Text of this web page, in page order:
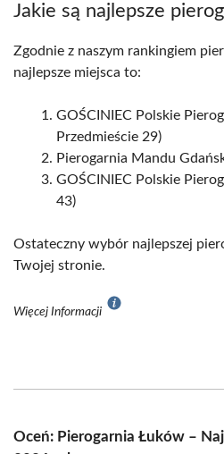
Jakie są najlepsze
Zgodnie z naszym rankingiem
najlepsze miejsca to:
GOŚCINIEC Polskie
Przedmieście 29)
Pierogarnia Mandu
GOŚCINIEC Polskie
43)
Ostateczny wybór najlepszej
Twojej stronie.
Więcej Informacji
Oceń: Pierogarnia Łuków –